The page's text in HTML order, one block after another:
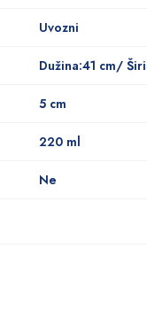
Uvozni
Dužina:41 cm/
5 cm
220 ml
Ne